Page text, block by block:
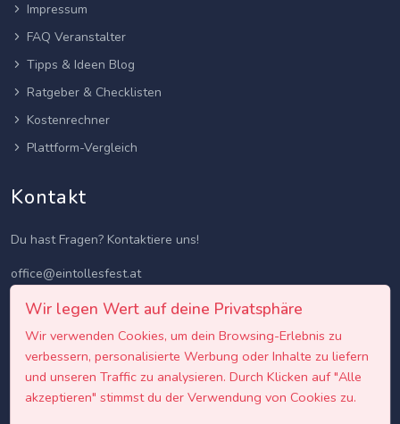
Impressum
FAQ Veranstalter
Tipps & Ideen Blog
Ratgeber & Checklisten
Kostenrechner
Plattform-Vergleich
Kontakt
Du hast Fragen? Kontaktiere uns!
office@eintollesfest.at
Wir legen Wert auf deine Privatsphäre
Wir verwenden Cookies, um dein Browsing-Erlebnis zu
verbessern, personalisierte Werbung oder Inhalte zu liefern
und unseren Traffic zu analysieren. Durch Klicken auf "Alle
akzeptieren" stimmst du der Verwendung von Cookies zu.